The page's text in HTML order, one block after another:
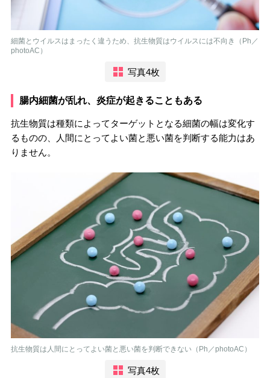
細菌とウイルスはまったく違うため、抗生物質はウイルスには不向き（Ph／
photoAC）
写真4枚
腸内細菌が乱れ、炎症が起きることもある
抗生物質は種類によってターゲットとなる細菌の幅は変化す
るものの、人間にとってよい菌と悪い菌を判断する能力はあ
りません。
抗生物質は人間にとってよい菌と悪い菌を判断できない（Ph／photoAC）
写真4枚